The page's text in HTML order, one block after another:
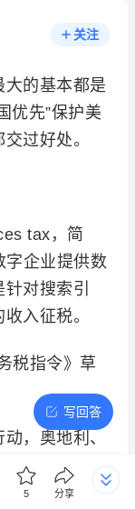
关注
大的基本都是
优先”保护美
过好处。
tax，简
字企业提供数
对搜索引
入征税。
税指令》草
，奥地利、
兰、葡萄牙、
式实施数字服
写回答
5 分享